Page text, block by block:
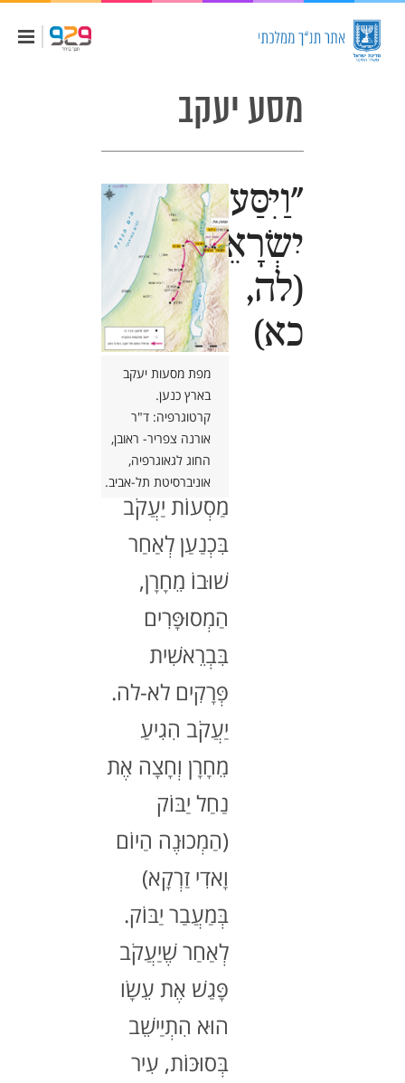
מסע יעקב
"וַיִּסַּע
יִשְׂרָאֵל…"
(לה,
כא)
מפת מסעות יעקב
בארץ כנען.
קרטוגרפיה: ד"ר
אורנה צפריר- ראובן,
החוג לגאוגרפיה,
אוניברסיטת תל-אביב.
לִפְנֵיכֶם מַפָּה
הַמַצִיגָה אֶת
מַסְעוֹת יַעֲקֹב
בִּכְנַעַן לְאַחַר
שׁוּבוֹ מֵחָרָן,
הַמְסוּפָּרִים
בִּבְרֵאשִׁית
פְּרָקִים לא-לה.
יַעֲקֹב הִגִיעַ
מֵחָרָן וְחָצָה אֶת
נַחַל יַבּוֹק
(הַמְכוּנֶה הַיוֹם
וָאדִי זַרְקָא)
בְּמַעֲבַר יַבּוֹק.
לְאַחַר שֶׁיַעֲקֹב
פָּגַשׁ אֶת עֵשָׂו
הוּא הִתְיַישֵׁב
בְּסוּכּוֹת, עִיר